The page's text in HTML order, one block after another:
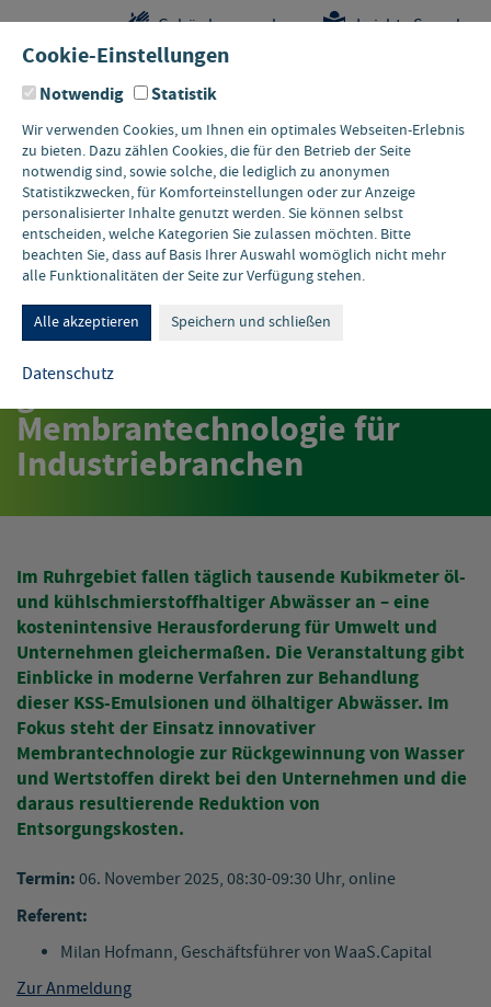
Kontakt
Gebärdensprache Leichte Sprache
60min:Greentech.Ruhr:
Abwasserbehandlung neu
gedacht – Potenziale der
Membrantechnologie für
Industriebranchen
Im Ruhrgebiet fallen täglich tausende Kubikmeter öl-
und kühlschmierstoffhaltiger Abwässer an – eine
kostenintensive Herausforderung für Umwelt und
Unternehmen gleichermaßen. Die Veranstaltung gibt
Einblicke in moderne Verfahren zur Behandlung
dieser KSS-Emulsionen und ölhaltiger Abwässer. Im
Fokus steht der Einsatz innovativer
Membrantechnologie zur Rückgewinnung von Wasser
und Wertstoffen direkt bei den Unternehmen und die
daraus resultierende Reduktion von
Entsorgungskosten.
Termin:06. November 2025, 08:30-09:30 Uhr, online
Referent:
Milan Hofmann, Geschäftsführer von WaaS.Capital
Zur Anmeldung
Cookie-Einstellungen
Notwendig Statistik
Wir verwenden Cookies, um Ihnen ein optimales Webseiten-Erlebnis
zu bieten. Dazu zählen Cookies, die für den Betrieb der Seite
notwendig sind, sowie solche, die lediglich zu anonymen
Statistikzwecken, für Komforteinstellungen oder zur Anzeige
personalisierter Inhalte genutzt werden. Sie können selbst
entscheiden, welche Kategorien Sie zulassen möchten. Bitte
beachten Sie, dass auf Basis Ihrer Auswahl womöglich nicht mehr
alle Funktionalitäten der Seite zur Verfügung stehen.
Alle akzeptieren Speichern und schließen
Datenschutz